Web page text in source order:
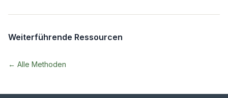
Weiterführende Ressourcen
← Alle Methoden